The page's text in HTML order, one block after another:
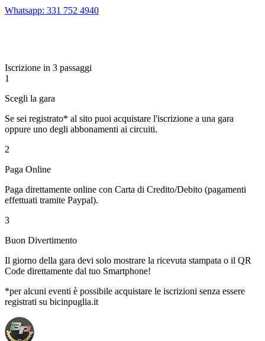
Whatsapp: 331 752 4940
Iscrizione in 3 passaggi
1
Scegli la gara
Se sei registrato* al sito puoi acquistare l'iscrizione a una gara
oppure uno degli abbonamenti ai circuiti.
2
Paga Online
Paga direttamente online con Carta di Credito/Debito (pagamenti
effettuati tramite Paypal).
3
Buon Divertimento
Il giorno della gara devi solo mostrare la ricevuta stampata o il QR
Code direttamente dal tuo Smartphone!
*per alcuni eventi è possibile acquistare le iscrizioni senza essere
registrati su bicinpuglia.it